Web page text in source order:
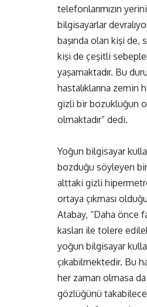
telefonlarımızın
bilgisayarlar
başında olan kişi de,
kişi de çeşitli
yaşamaktadır. Bu
hastalıklarına zemin
gizli bir bozukluğun
olmaktadır” dedi.
Yoğun bilgisayar
bozduğu söyleyen
alttaki gizli
ortaya çıkması
Atabay, “Daha önce
kasları ile tolere
yoğun bilgisayar
çıkabilmektedir. Bu
her zaman olmasa
gözlüğünü